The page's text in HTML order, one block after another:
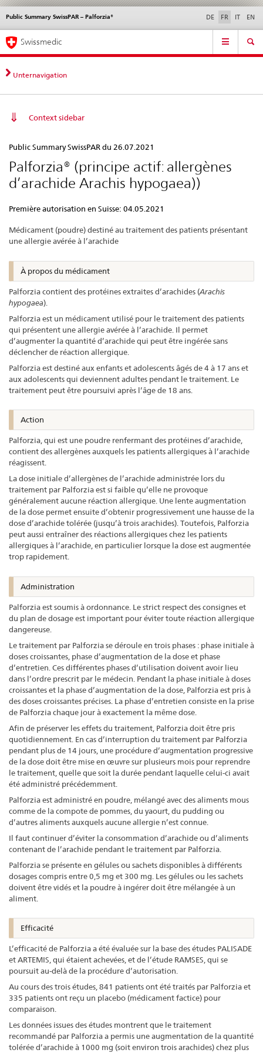
Navigation
directe:
actualités,
bases
contact
Actualités & Mises à
normes
Contact | Support &
aide
Public Summary SwissPAR – Palforzia® DE FR IT EN
Service
Navigation
Swissmedic
Unternavigation
Context sidebar
Summary
SwissPAR
–
Palforzia®
Public Summary SwissPAR du 26.07.2021
Palforzia® (principe actif: allergènes
d’arachide Arachis hypogaea))
Première autorisation en Suisse: 04.05.2021
Médicament (poudre) destiné au traitement des patients présentant
une allergie avérée à l’arachide
À propos du médicament
Palforzia contient des protéines extraites d’arachides (Arachis
hypogaea).
Palforzia est un médicament utilisé pour le traitement des patients
qui présentent une allergie avérée à l’arachide. Il permet
d’augmenter la quantité d’arachide qui peut être ingérée sans
déclencher de réaction allergique.
Palforzia est destiné aux enfants et adolescents âgés de 4 à 17 ans et
aux adolescents qui deviennent adultes pendant le traitement. Le
traitement peut être poursuivi après l’âge de 18 ans.
Action
Palforzia, qui est une poudre renfermant des protéines d’arachide,
contient des allergènes auxquels les patients allergiques à l’arachide
réagissent.
La dose initiale d’allergènes de l’arachide administrée lors du
traitement par Palforzia est si faible qu’elle ne provoque
généralement aucune réaction allergique. Une lente augmentation
de la dose permet ensuite d’obtenir progressivement une hausse de la
dose d’arachide tolérée (jusqu’à trois arachides). Toutefois, Palforzia
peut aussi entraîner des réactions allergiques chez les patients
allergiques à l’arachide, en particulier lorsque la dose est augmentée
trop rapidement.
Administration
Palforzia est soumis à ordonnance. Le strict respect des consignes et
du plan de dosage est important pour éviter toute réaction allergique
dangereuse.
Le traitement par Palforzia se déroule en trois phases : phase initiale à
doses croissantes, phase d’augmentation de la dose et phase
d’entretien. Ces différentes phases d’utilisation doivent avoir lieu
dans l’ordre prescrit par le médecin. Pendant la phase initiale à doses
croissantes et la phase d’augmentation de la dose, Palforzia est pris à
des doses croissantes précises. La phase d’entretien consiste en la prise
de Palforzia chaque jour à exactement la même dose.
Afin de préserver les effets du traitement, Palforzia doit être pris
quotidiennement. En cas d’interruption du traitement par Palforzia
pendant plus de 14 jours, une procédure d’augmentation progressive
de la dose doit être mise en œuvre sur plusieurs mois pour reprendre
le traitement, quelle que soit la durée pendant laquelle celui-ci avait
été administré précédemment.
Palforzia est administré en poudre, mélangé avec des aliments mous
comme de la compote de pommes, du yaourt, du pudding ou
d’autres aliments auxquels aucune allergie n’est connue.
Il faut continuer d’éviter la consommation d’arachide ou d’aliments
contenant de l’arachide pendant le traitement par Palforzia.
Palforzia se présente en gélules ou sachets disponibles à différents
dosages compris entre 0,5 mg et 300 mg. Les gélules ou les sachets
doivent être vidés et la poudre à ingérer doit être mélangée à un
aliment.
Efficacité
L’efficacité de Palforzia a été évaluée sur la base des études PALISADE
et ARTEMIS, qui étaient achevées, et de l’étude RAMSES, qui se
poursuit au-delà de la procédure d’autorisation.
Au cours des trois études, 841 patients ont été traités par Palforzia et
335 patients ont reçu un placebo (médicament factice) pour
comparaison.
Les données issues des études montrent que le traitement
recommandé par Palforzia a permis une augmentation de la quantité
tolérée d’arachide à 1000 mg (soit environ trois arachides) chez plus